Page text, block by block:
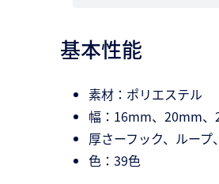
基本性能
素材：ポリエステル
幅：16mm、20mm
厚さーフック、ルー
色：39色